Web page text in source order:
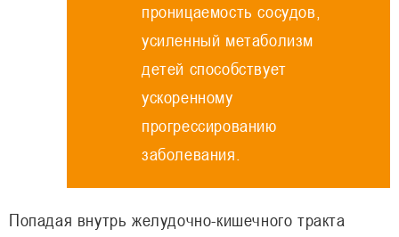
проницаемость сосудов,
усиленный метаболизм
детей способствует
ускоренному
прогрессированию
заболевания.
Попадая внутрь желудочно-кишечного тракта